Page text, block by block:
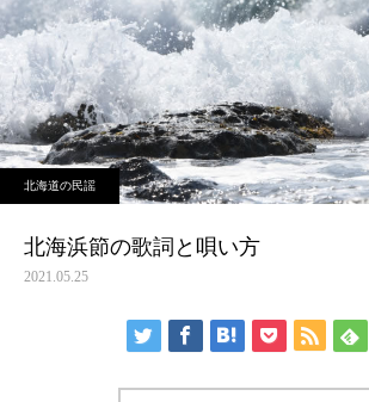
北海道の民謡
北海浜節の歌詞と唄い方
2021.05.25